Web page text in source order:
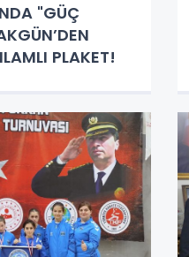
"GÜÇ
PLAKET!